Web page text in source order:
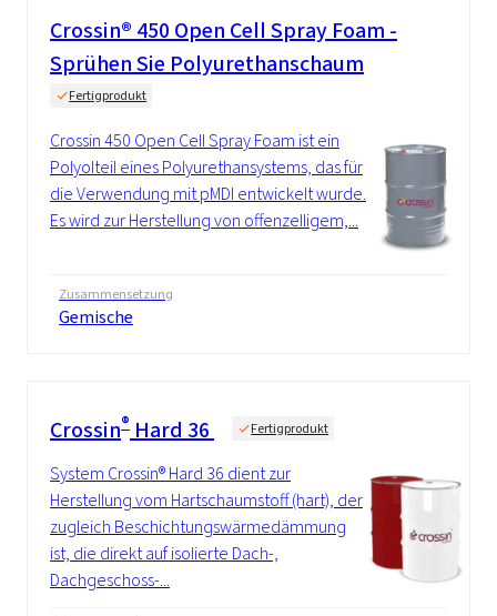
Crossin® 450 Open Cell Spray Foam -
Sprühen Sie Polyurethanschaum
Fertigprodukt
Crossin 450 Open Cell Spray Foam ist ein
Polyolteil eines Polyurethansystems, das für
die Verwendung mit pMDI entwickelt wurde.
Es wird zur Herstellung von offenzelligem,...
Zusammensetzung
Gemische
Crossin® Hard 36 Fertigprodukt
System Crossin® Hard 36 dient zur
Herstellung vom Hartschaumstoff (hart), der
zugleich Beschichtungswärmedämmung
ist, die direkt auf isolierte Dach-,
Dachgeschoss-...